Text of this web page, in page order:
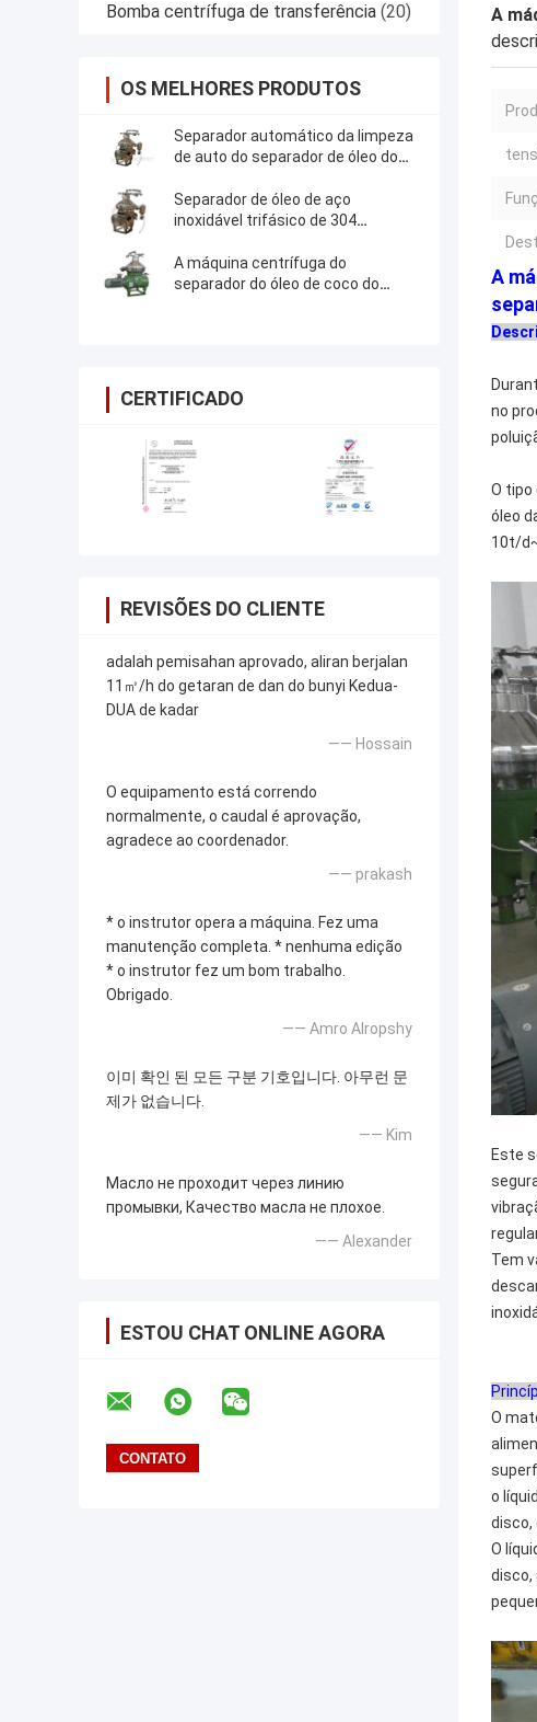
Bomba centrífuga de transferência (20)
OS MELHORES PRODUTOS
Separador automático da limpeza
de auto do separador de óleo do
Separador de óleo de aço
inoxidável trifásico de 304
sabão
A máquina centrífuga do
separador do óleo de coco do
CERTIFICADO
REVISÕES DO CLIENTE
adalah pemisahan aprovado, aliran berjalan
11㎥/h do getaran de dan do bunyi Kedua-
DUA de kadar
—— Hossain
O equipamento está correndo
normalmente, o caudal é aprovação,
agradece ao coordenador.
—— prakash
* o instrutor opera a máquina. Fez uma
manutenção completa. * nenhuma edição
* o instrutor fez um bom trabalho.
Obrigado.
—— Amro Alropshy
이미 확인 된 모든 구분 기호입니다. 아무런 문
제가 없습니다.
—— Kim
Масло не проходит через линию
промывки, Качество масла не плохое.
—— Alexander
ESTOU CHAT ONLINE AGORA
A
A
no
O tipo
óleo
10t/
Este
Tem
O
o
disco,
O
disco,